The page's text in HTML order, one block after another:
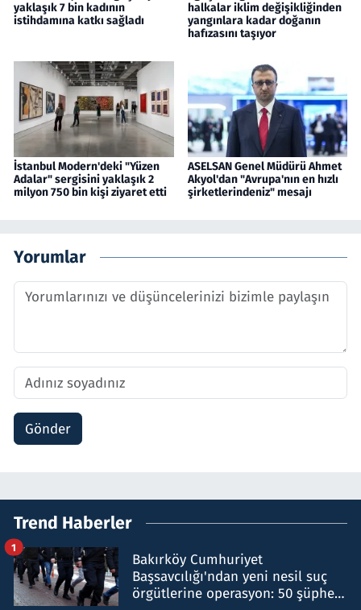
yaklaşık 7 bin kadının
istihdamına katkı sağladı
halkalar iklim değişikliğinden
yangınlara kadar doğanın
hafızasını taşıyor
İstanbul Modern'deki "Yüzen
Adalar" sergisini yaklaşık 2
milyon 750 bin kişi ziyaret etti
ASELSAN Genel Müdürü Ahmet
Akyol'dan "Avrupa'nın en hızlı
şirketlerindeniz" mesajı
Yorumlar
Gönder
Trend Haberler
Bakırköy Cumhuriyet
Başsavcılığı'ndan yeni nesil suç
örgütlerine operasyon: 50 şüpheli
1